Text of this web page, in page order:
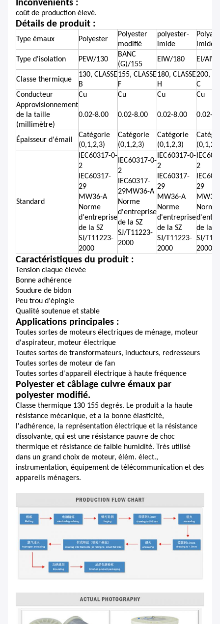
Inconvénients :
coût de production élevé.
Détails de produit :
Type émaux Polyester
Polyester
modifié
polyester-
imide
imide
Type d'isolation
PEW/130
BANC
(G)/155
EIW/180 EI/
Classe thermique
130, CLASSE
B
155, CLASSE
F
180, CLASSE
H
200,
C
Conducteur
Cu Cu Cu
Cu
Approvisionnement
de la taille
(millimètre)
0.02-8.00 0.02-8.00 0.02-8.00 0.02-
Épaisseur d'émail
Catégorie
(0,1,2,3)
Catégorie
(0,1,2,3)
Catégorie
(0,1,2,3)
Standard
IEC60317-0-
2
IEC60317-
29
MW36-A
Norme
d'entreprise
de la SZ
SJ/T11223-
2000
IEC60317-0-
2
IEC60317-
29MW36-A
Norme
d'entreprise
de la SZ
SJ/T11223-
2000
IEC60317-0-
2
IEC60317-
29
MW36-A
Norme
d'entreprise
de la SZ
SJ/T11223-
2000
2
29
Norme
de la
SJ/
2000
Caractéristiques du produit :
Tension claque élevée
Bonne adhérence
Soudure de bidon
Peu trou d'épingle
Qualité soutenue et stable
Applications principales :
Toutes sortes de moteurs électriques de ménage, moteur
d'aspirateur, moteur électrique
Toutes sortes de transformateurs, inducteurs, redresseurs
Toutes sortes de moteur de fan
Toutes sortes d'appareil électrique à haute fréquence
Polyester et câblage cuivre émaux par
polyester modifié.
Classe thermique 130 155 degrés. Le produit a la haute
résistance mécanique, et a la bonne élasticité,
l'adhérence, la représentation électrique et la résistance
dissolvante, qui est une résistance pauvre de choc
thermique et résistance de faible humidité. Très utilisé
dans un grand choix de moteur, élém. élect.,
instrumentation, équipement de télécommunication et des
appareils ménagers.